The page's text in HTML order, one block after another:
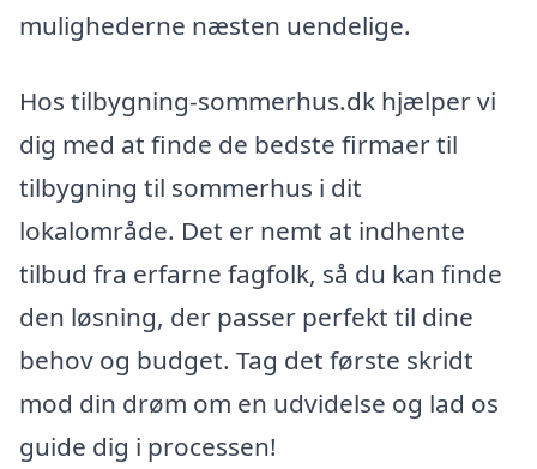
mulighederne næsten uendelige.
Hos tilbygning-sommerhus.dk hjælper vi
dig med at finde de bedste firmaer til
tilbygning til sommerhus i dit
lokalområde. Det er nemt at indhente
tilbud fra erfarne fagfolk, så du kan finde
den løsning, der passer perfekt til dine
behov og budget. Tag det første skridt
mod din drøm om en udvidelse og lad os
guide dig i processen!